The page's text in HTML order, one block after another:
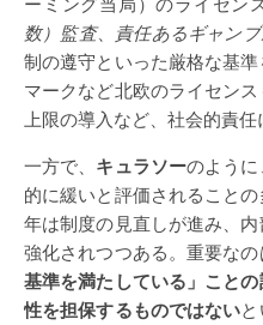
数）監査、 責任あるギャン
制の遵守といった厳格な基
マークなど北欧のライセン
上限の導入など、社会的責任
一方で、 キュラソーのよう
的に緩いと評価されること
年は制度の見直しが進み、
強化されつつある。重要なの
基準を満たしている」こと
性を担保するものではない